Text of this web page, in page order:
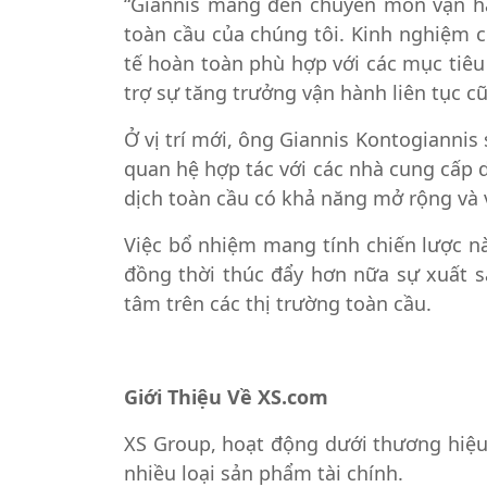
toàn cầu của chúng tôi. Kinh nghiệm
tế hoàn toàn phù hợp với các mục
trợ sự tăng trưởng vận hành liên tục
Ở vị trí mới, ông Giannis
quan hệ hợp tác với các nhà cung
dịch toàn cầu có khả năng mở rộng và
Việc bổ nhiệm mang tính chiến lược
đồng thời thúc đẩy hơn nữa sự xuất
tâm trên các thị trường toàn cầu.
Giới Thiệu Về XS.com
XS Group, hoạt động dưới thương
nhiều loại sản phẩm tài chính.